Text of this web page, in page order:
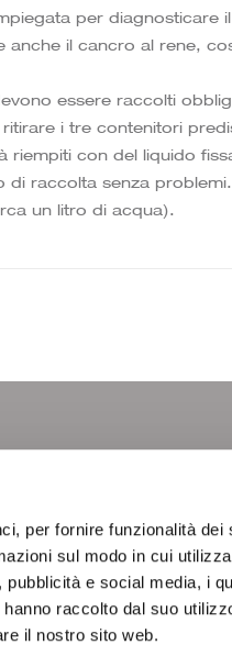
per fornire funzionalità dei
sul modo in cui
e social media, i
raccolto dal suo
il nostro sito web.
per diagnosticare
il cancro al rene,
essere raccolti
i tre contenitori
con del liquido
raccolta senza
un litro di acqua).